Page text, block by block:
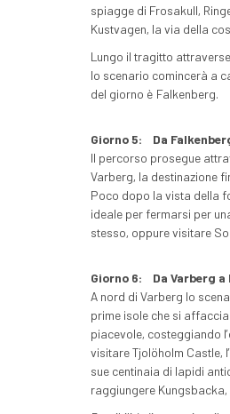
spiagge di Frosakull,
Kustvagen, la via della
Lungo il tragitto
lo scenario comincerà a
del giorno è Falkenberg.
Giorno 5: Da
Il percorso prosegue
Varberg, la destinazione
Poco dopo la vista della
ideale per fermarsi per
stesso, oppure visitare
Giorno 6: Da Varberg a
A nord di Varberg lo
prime isole che si
piacevole, costeggiando
visitare Tjolöholm Castle,
sue centinaia di lapidi
raggiungere